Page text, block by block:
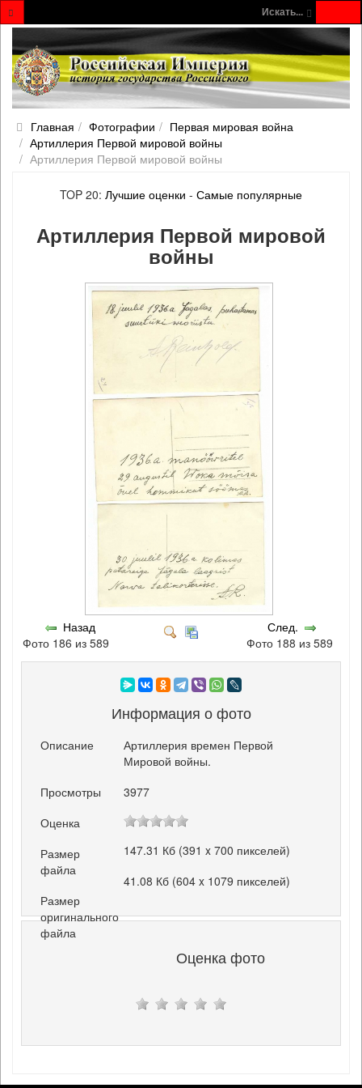
Искать...
Главная Фотографии
Первая мировая война
Артиллерия Первой мировой войны
Артиллерия Первой мировой войны
TOP 20: Лучшие оценки - Самые популярные
Артиллерия Первой мировой
войны
Назад
Фото 186 из 589
След.
Фото 188 из 589
Информация о фото
Описание
Артиллерия времен Первой
Мировой войны.
Просмотры
3977
Оценка
Размер
файла
147.31 Кб (391 x 700 пикселей)
Размер
оригинального
файла
41.08 Кб (604 x 1079 пикселей)
Оценка фото